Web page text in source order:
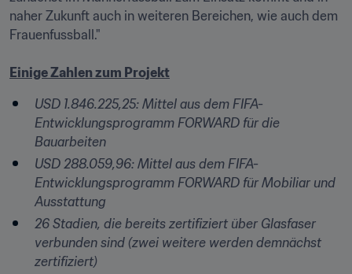
naher Zukunft auch in weiteren Bereichen, wie auch dem
Frauenfussball."
Einige Zahlen zum Projekt
USD 1.846.225,25: Mittel aus dem FIFA-
Entwicklungsprogramm FORWARD für die
Bauarbeiten
USD 288.059,96: Mittel aus dem FIFA-
Entwicklungsprogramm FORWARD für Mobiliar und
Ausstattung
26 Stadien, die bereits zertifiziert über Glasfaser
verbunden sind (zwei weitere werden demnächst
zertifiziert)